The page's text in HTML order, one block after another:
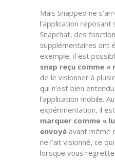
Mais Snapped ne
l’application reposant
Snapchat, des
supplémentaires ont
exemple, il est
snap reçu comme «
de le visionner à
qui n’est bien
l’application mobile.
expérimentation, il
marquer comme «
envoyéavant même
ne l’ait visionné, ce
lorsque vous